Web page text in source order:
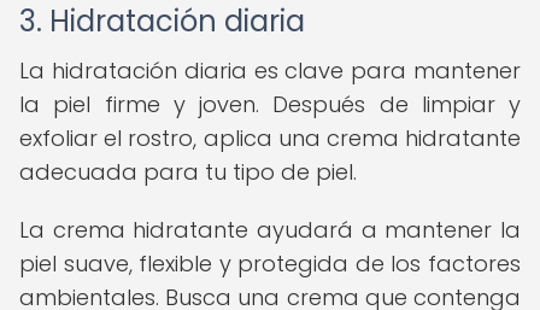
3. Hidratación diaria
La hidratación diaria es clave para mantener
la piel firme y joven. Después de limpiar y
exfoliar el rostro, aplica una crema hidratante
adecuada para tu tipo de piel.
La crema hidratante ayudará a mantener la
piel suave, flexible y protegida de los factores
ambientales. Busca una crema que contenga